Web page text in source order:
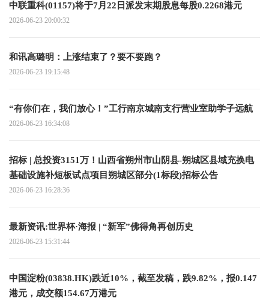
中联重科(01157)将于7月22日派发末期股息每股0.2268港元
2026-06-23 20:00:32
和讯高璐明：上涨结束了？要不要跑？
2026-06-23 19:15:48
“有你们在，我们放心！”工行南京城南支行营业室助学子远航
2026-06-23 16:34:08
招标 | 总投资3151万！山西省朔州市山阴县-朔城区县域充换电
基础设施补短板试点项目朔城区部分(1标段)招标公告
2026-06-23 16:28:36
最新资讯:世界杯·海报 | “新军”佛得角再创历史
2026-06-23 15:31:44
中国淀粉(03838.HK)跌近10%，截至发稿，跌9.82%，报0.147
港元，成交额154.67万港元